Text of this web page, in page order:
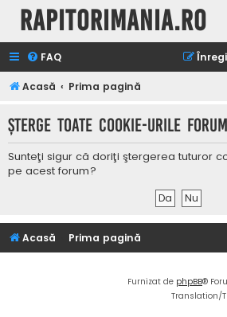
Rapitorimania.ro
FAQ
Acasă Prima pagină
Şterge toate cookie-urile
Sunteţi sigur că doriţi ştergerea tuturor
pe acest forum?
Acasă Prima pagină
Furnizat de phpBB®
Translation/